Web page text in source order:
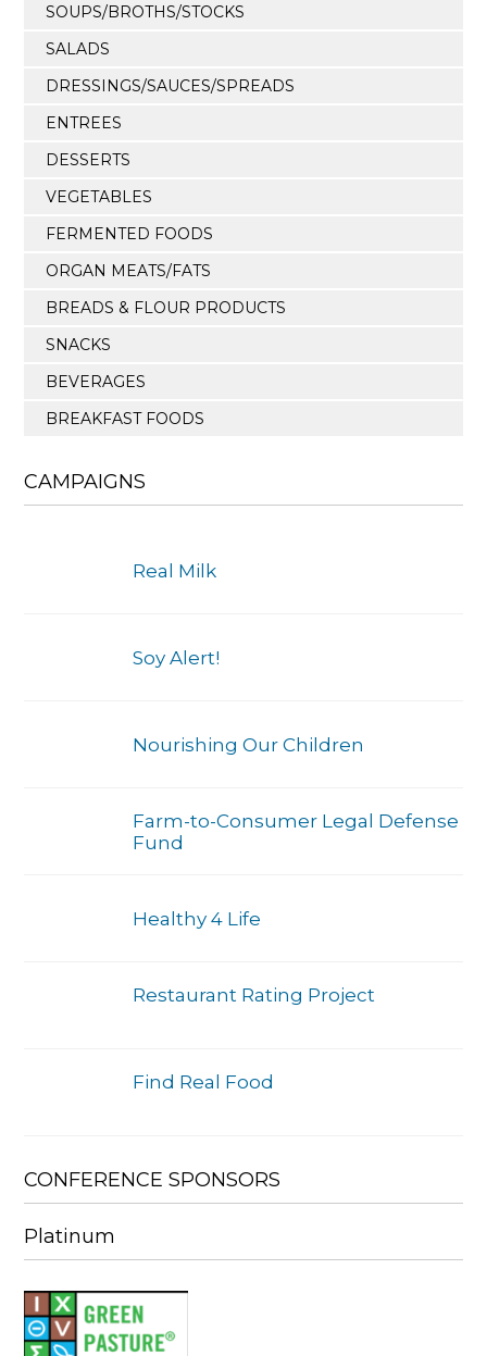
SOUPS/BROTHS/STOCKS
SALADS
DRESSINGS/SAUCES/SPREADS
ENTREES
DESSERTS
VEGETABLES
FERMENTED FOODS
ORGAN MEATS/FATS
BREADS & FLOUR PRODUCTS
SNACKS
BEVERAGES
BREAKFAST FOODS
CAMPAIGNS
Real Milk
Soy Alert!
Nourishing Our Children
Farm-to-Consumer Legal Defense
Fund
Healthy 4 Life
Restaurant Rating Project
Find Real Food
CONFERENCE SPONSORS
Platinum